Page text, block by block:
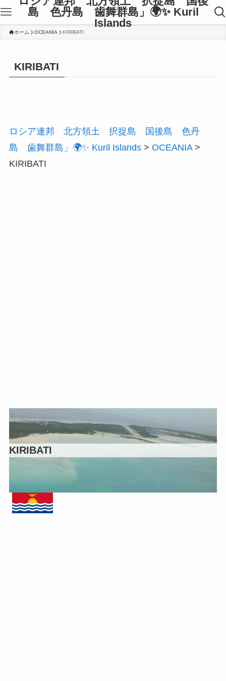
島 色丹島 歯舞群島」🌍✨ Kuril
Islands
ホーム OCEANIA KIRIBATI
KIRIBATI
ロシア連邦 北方領土 択捉島 国後島 色丹
島 歯舞群島」🌍✨ Kuril Islands> OCEANIA>
KIRIBATI
KIRIBATI